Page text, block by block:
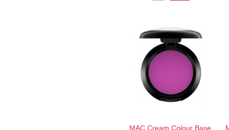
MAC Cream Colour Base